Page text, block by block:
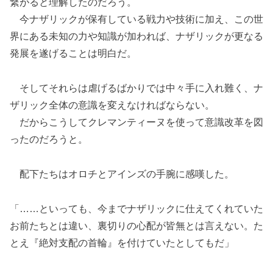
繋がると理解したのだろう。
今ナザリックが保有している戦力や技術に加え、この世
界にある未知の力や知識が加われば、ナザリックが更なる
発展を遂げることは明白だ。
そしてそれらは虐げるばかりでは中々手に入れ難く、ナ
ザリック全体の意識を変えなければならない。
だからこうしてクレマンティーヌを使って意識改革を図
ったのだろうと。
配下たちはオロチとアインズの手腕に感嘆した。
「……といっても、今までナザリックに仕えてくれていた
お前たちとは違い、裏切りの心配が皆無とは言えない。た
とえ『絶対支配の首輪』を付けていたとしてもだ」